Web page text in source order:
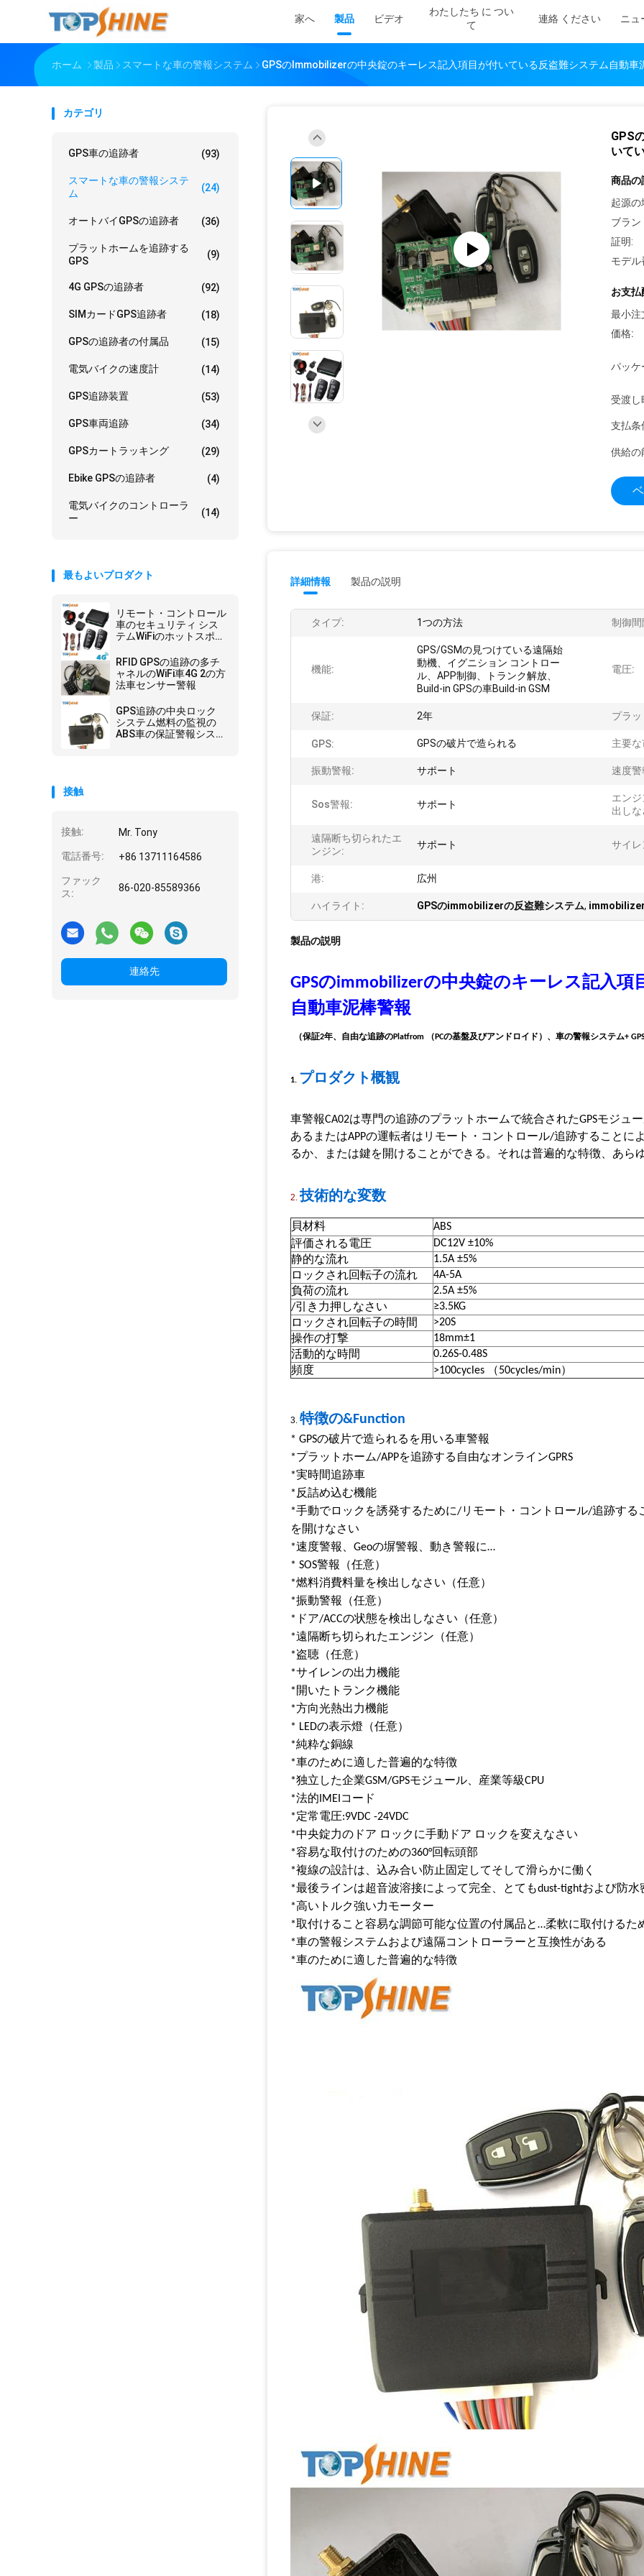
家へ 製品 ビデオ
わたしたち に つい
て
連絡 ください ニュ
ホーム 製品 スマートな車の警報システム GPSのImmobilizerの中央錠のキーレス記入項目が付いている反盗難システム自動車
カテゴリ
GPS車の追跡者 (93)
スマートな車の警報システ
ム
(24)
オートバイGPSの追跡者 (36)
プラットホームを追跡する
GPS
(9)
4G GPSの追跡者 (92)
SIMカードGPS追跡者 (18)
GPSの追跡者の付属品 (15)
電気バイクの速度計 (14)
GPS追跡装置 (53)
GPS車両追跡 (34)
GPSカートラッキング (29)
Ebike GPSの追跡者 (4)
電気バイクのコントローラ
ー
(14)
最もよいプロダクト
リモート・コントロール
車のセキュリティ シス
テムWiFiのホットスポッ
盗難警報
RFID GPSの追跡の多チ
ャネルのWiFi車4G 2の方
法車センサー警報
GPS追跡の中央ロック
システム燃料の監視の
ABS車の保証警報システ
接触
接触: Mr. Tony
電話番号: +86 13711164586
ファック
ス:
86-020-85589366
連絡先
GPS
いて
商品の
起源の
ブラン
証明:
モデル
お支払
最小注
価格:
パッケ
受渡し
支払条
供給の
詳細情報 製品の説明
タイプ: 1つの方法 制御間
機能:
GPS/GSMの見つけている遠隔始
動機、イグニション コントロー
ル、APP制御、トランク解放、
Build-in GPSの車Build-in GSM
電圧:
保証: 2年 プラ
GPS: GPSの破片で造られる 主要な
振動警報: サポート 速度警
Sos警報: サポート
エン
出しな
遠隔断ち切られたエ
ンジン:
サポート サイレ
港: 広州
ハイライト: GPSのimmobilizerの反盗難システム,
製品の説明
GPSのimmobilizerの中央錠のキーレス記入
自動車泥棒警報
（保証2年、自由な追跡のPlatfrom （PCの基盤及びアンドロイド）、車の警報システム+
1. プロダクト概観
車警報CA02は専門の追跡のプラットホームで統合されたGPSモジ
あるまたはAPPの運転者はリモート・コントロール/追跡することに
るか、または鍵を開けることができる。それは普遍的な特徴、あら
2. 技術的な変数
貝材料
ABS
評価される電圧
DC12V ±10%
静的な流れ
1.5A ±5%
ロックされ回転子の流れ
4A-5A
負荷の流れ
2.5A ±5%
/引き力押しなさい
≥3.5KG
ロックされ回転子の時間
>20S
操作の打撃
18mm±1
活動的な時間
0.26S-0.48S
頻度
>100cycles （50cycles/min）
3. 特徴の&Function
* GPSの破片で造られるを用いる車警報
*プラットホーム/APPを追跡する自由なオンラインGPRS
*実時間追跡車
*反詰め込む機能
*手動でロックを誘発するために/リモート・コントロール/追跡する
を開けなさい
*速度警報、Geoの塀警報、動き警報に…
* SOS警報（任意）
*燃料消費料量を検出しなさい（任意）
*振動警報（任意）
*ドア/ACCの状態を検出しなさい（任意）
*遠隔断ち切られたエンジン（任意）
*盗聴（任意）
*サイレンの出力機能
*開いたトランク機能
*方向光熱出力機能
* LEDの表示燈（任意）
*純粋な銅線
*車のために適した普遍的な特徴
*独立した企業GSM/GPSモジュール、産業等級CPU
*法的IMEIコード
*定常電圧:9VDC -24VDC
*中央錠力のドア ロックに手動ドア ロックを変えなさい
*容易な取付けのための360°回転頭部
*複線の設計は、込み合い防止固定してそして滑らかに働く
*最後ラインは超音波溶接によって完全、とてもdust-tightおよび防水
*高いトルク強い力モーター
*取付けること容易な調節可能な位置の付属品と…柔軟に取付けるた
*車の警報システムおよび遠隔コントローラーと互換性がある
*車のために適した普遍的な特徴